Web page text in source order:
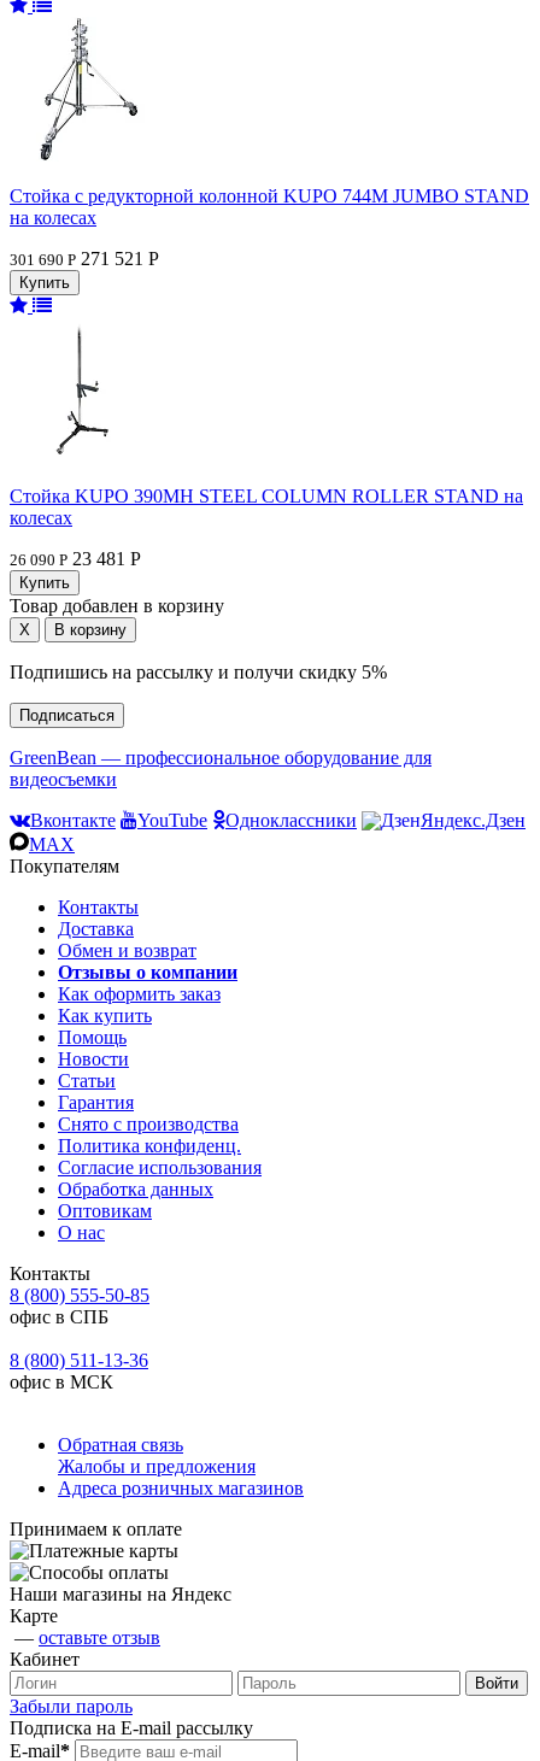
Стойка с редукторной колонной KUPO 744M JUMBO STAND
на колесах
301 690 Р 271 521 Р
Стойка KUPO 390MH STEEL COLUMN ROLLER STAND на
колесах
26 090 Р 23 481 Р
Товар добавлен в корзину
Подпишись на рассылку и получи скидку 5%
Подписаться
GreenBean — профессиональное оборудование для
видеосъемки
Вконтакте
YouTube Одноклассники
Яндекс.Дзен
MAX
Покупателям
Контакты
Доставка
Обмен и возврат
Отзывы о компании
Как оформить заказ
Как купить
Помощь
Новости
Статьи
Гарантия
Снято с производства
Политика конфиденц.
Согласие использования
Обработка данных
Оптовикам
О нас
Контакты
8 (800) 555-50-85
офис в СПБ
8 (800) 511-13-36
офис в МСК
Обратная связь
Жалобы и предложения
Адреса розничных магазинов
Принимаем к оплате
Наши магазины на Яндекс
Карте
— оставьте отзыв
Кабинет
Забыли пароль
Подписка на E-mail рассылку
E-mail*